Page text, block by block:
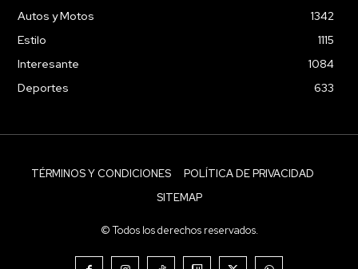
Autos y Motos
1342
Estilo
1115
Interesante
1084
Deportes
633
TÉRMINOS Y CONDICIONES
POLÍTICA DE PRIVACIDAD
SITEMAP
© Todos los derechos reservados.